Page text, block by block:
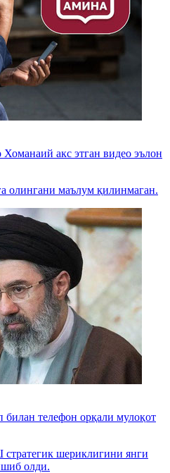
акс этган видео эълон
олингани маълум қилинмаган.
телефон орқали мулоқот
шериклигини янги
олди.